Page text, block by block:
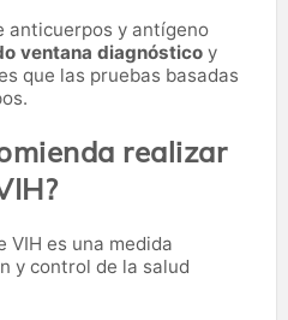
anticuerpos y antígeno
ventana diagnóstico y
que las pruebas basadas
realizar
VIH es una medida
y control de la salud